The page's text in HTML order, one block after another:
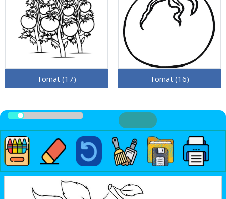
Tomat (17) Tomat (16)